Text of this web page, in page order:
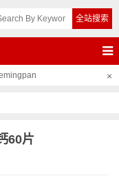
×
60片